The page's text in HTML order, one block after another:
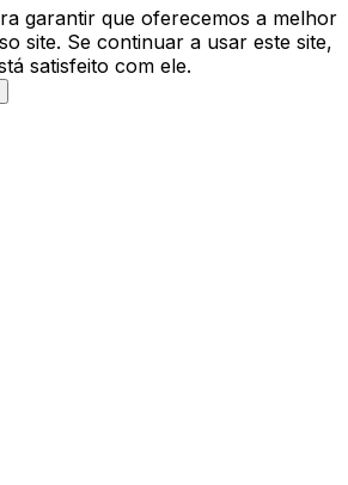
garantir que oferecemos a melhor
site. Se continuar a usar este site,
satisfeito com ele.